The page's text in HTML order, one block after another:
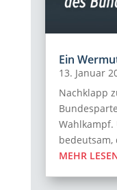
Ein
13. Januar
Nachklapp
bedeutsam,
MEHR